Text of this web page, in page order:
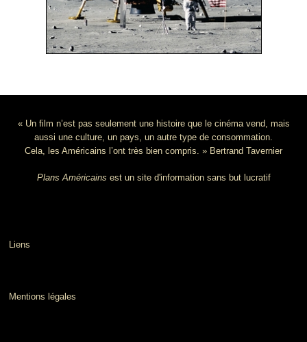
« Un film n’est pas seulement une histoire que le cinéma vend, mais
aussi une culture, un pays, un autre type de consommation.
Cela, les Américains l’ont très bien compris. » Bertrand Tavernier
Plans Américains est un site d'information sans but lucratif
Liens
Mentions légales